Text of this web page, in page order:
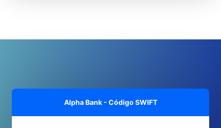
Alpha Bank - Código SWIFT